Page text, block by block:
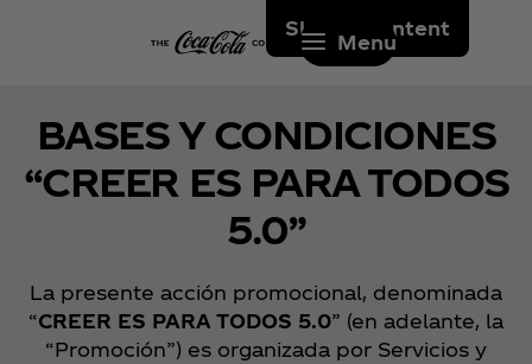
Skip to content
Menu
BASES Y CONDICIONES
“CREER ES PARA TODOS
5.0”
La presente acción promocional, denominada
“CREER ES PARA TODOS 5.0” (en adelante, la
“Promoción”) es organizada por Servicios y